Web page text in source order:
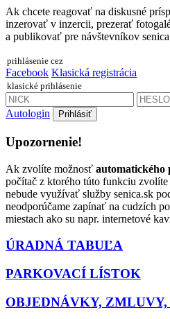
Ak chcete reagovať na diskusné
inzerovať v inzercii, prezerať
a publikovať pre návštevníkov
prihlásenie cez
Facebook Klasická registrácia
klasické prihlásenie
Autologin Prihlásiť
Upozornenie!
Ak zvolíte možnosť automatického
počítač z ktorého túto funkciu
nebude využívať služby senica.sk
neodporúčame zapínať na cudzích
miestach ako su napr. internetové
ÚRADNÁ TABUĽA
PARKOVACÍ LÍSTOK
OBJEDNÁVKY,